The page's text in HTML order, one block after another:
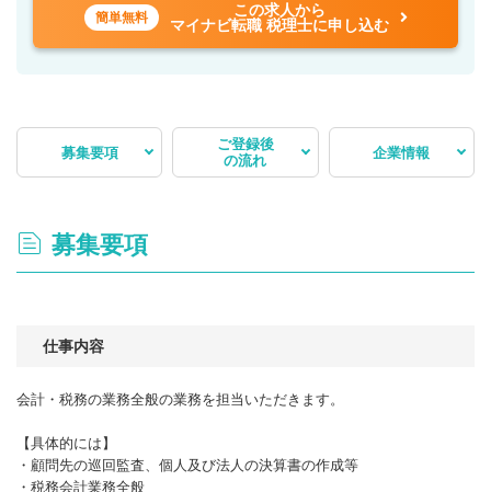
簡単無料
この求人から
マイナビ転職 税理士に申し込む
募集要項
ご登録後
の流れ
企業情報
募集要項
仕事内容
会計・税務の業務全般の業務を担当いただきます。
【具体的には】
・顧問先の巡回監査、個人及び法人の決算書の作成等
・税務会計業務全般